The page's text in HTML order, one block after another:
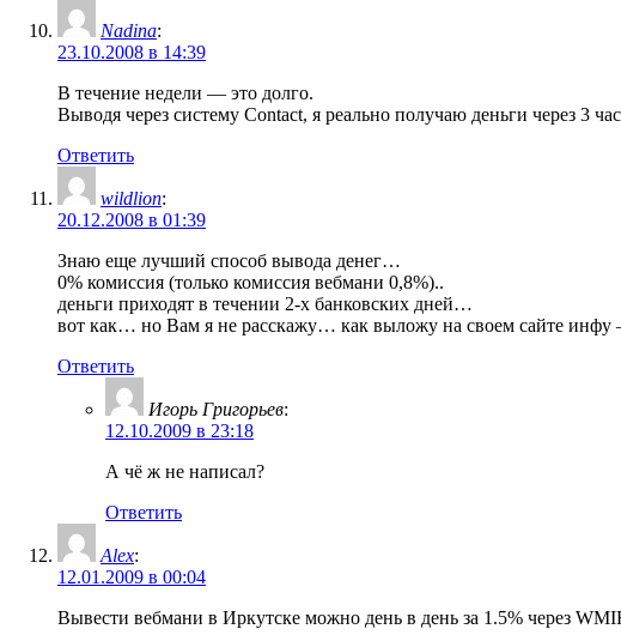
Nadina:
23.10.2008 в 14:39
В течение недели — это долго.
Выводя через систему Contact, я реально получаю деньги через 3
Ответить
wildlion:
20.12.2008 в 01:39
Знаю еще лучший способ вывода денег…
0% комиссия (только комиссия вебмани 0,8%)..
деньги приходят в течении 2-х банковских дней…
вот как… но Вам я не расскажу… как выложу на своем сайте
Ответить
Игорь Григорьев:
12.10.2009 в 23:18
А чё ж не написал?
Ответить
Alex:
12.01.2009 в 00:04
Вывести вебмани в Иркутске можно день в день за 1.5% через